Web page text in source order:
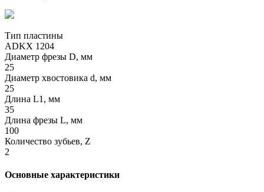
Тип пластины
ADKX 1204
Диаметр фрезы D, мм
25
Диаметр хвостовика d, мм
25
Длина L1, мм
35
Длина фрезы L, мм
100
Количество зубьев, Z
2
Основные характеристики